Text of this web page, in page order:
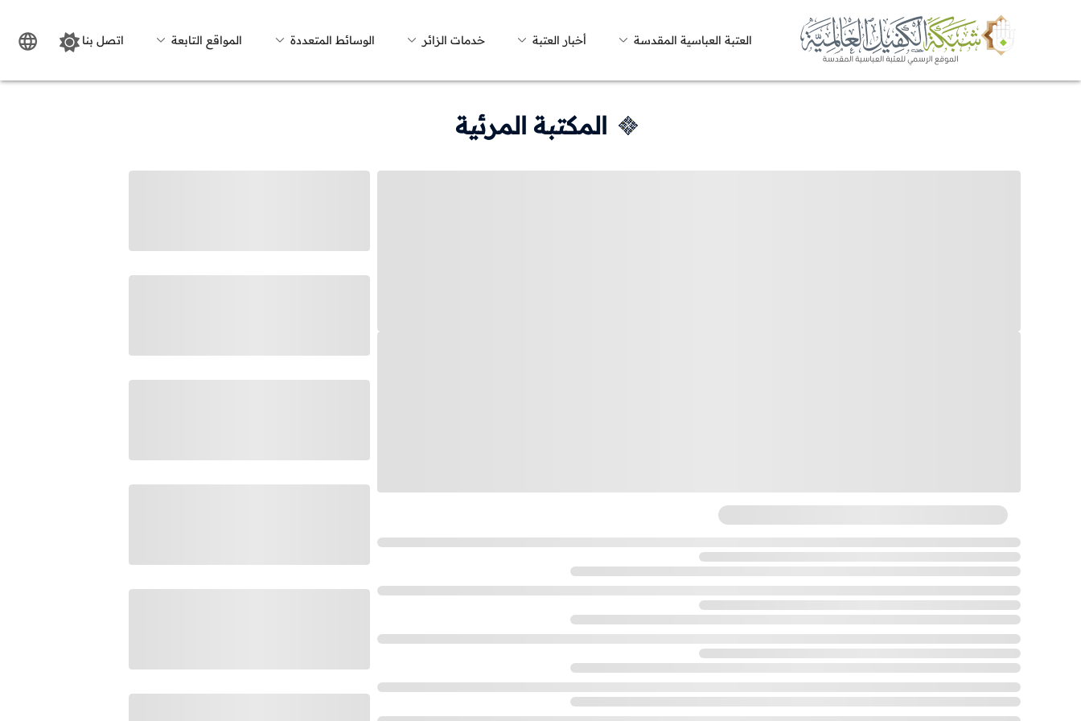
العتبة العباسية المقدسة أخبار العتبة خدمات الزائر الوسائط المتعددة المواقع التابعة اتصل بنا
المكتبة المرئية